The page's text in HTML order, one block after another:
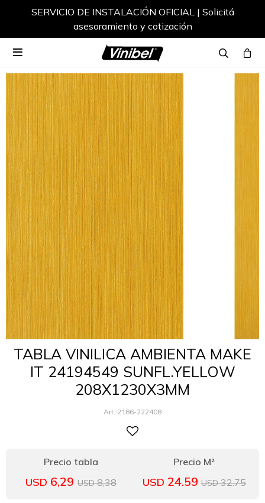
SERVICIO DE INSTALACIÓN OFICIAL | Solicitá
asesoramiento y cotización

TABLA VINILICA AMBIENTA MAKE
IT 24194549 SUNFL.YELLOW
208X1230X3MM
2186-222408
USD 6,29 USD 8,38 USD 24.59 USD 32.75